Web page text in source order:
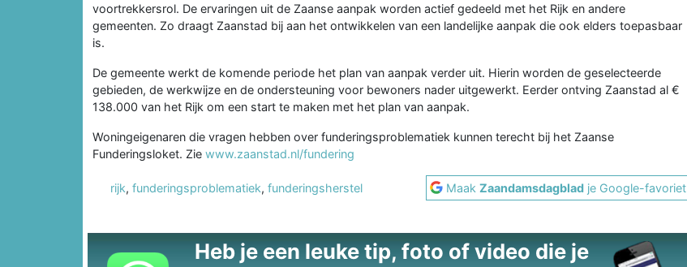
voortrekkersrol. De ervaringen uit de Zaanse aanpak worden actief gedeeld met het Rijk en andere
gemeenten. Zo draagt Zaanstad bij aan het ontwikkelen van een landelijke aanpak die ook elders toepasbaar
is.
De gemeente werkt de komende periode het plan van aanpak verder uit. Hierin worden de geselecteerde
gebieden, de werkwijze en de ondersteuning voor bewoners nader uitgewerkt. Eerder ontving Zaanstad al €
138.000 van het Rijk om een start te maken met het plan van aanpak.
Woningeigenaren die vragen hebben over funderingsproblematiek kunnen terecht bij het Zaanse
Funderingsloket. Zie www.zaanstad.nl/fundering
rijk, funderingsproblematiek, funderingsherstel MaakZaandamsdagblad je Google-favoriet
Heb je een leuke tip, foto of video die je